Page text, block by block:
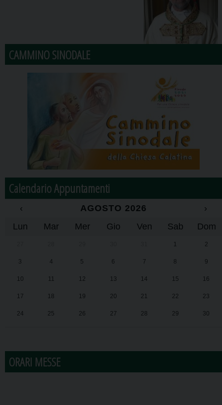
CAMMINO SINODALE
Calendario Appuntamenti
‹ AGOSTO 2026
›
Lun
Mar Mer Gio Ven Sab Dom
1 2
3 4 5 6 7 8 9
10 11 12 13 14 15 16
17 18 19 20 21 22 23
24 25 26 27 28 29 30
ORARI MESSE